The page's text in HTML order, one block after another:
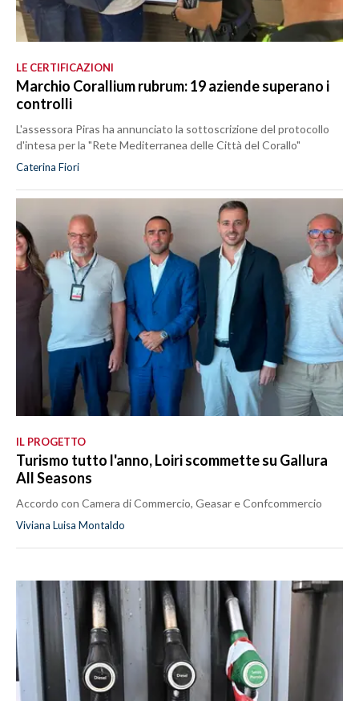
LE CERTIFICAZIONI
Marchio Corallium rubrum: 19 aziende superano i
controlli
L'assessora Piras ha annunciato la sottoscrizione del protocollo
d'intesa per la "Rete Mediterranea delle Città del Corallo"
Caterina Fiori
IL PROGETTO
Turismo tutto l'anno, Loiri scommette su Gallura
All Seasons
Accordo con Camera di Commercio, Geasar e Confcommercio
Viviana Luisa Montaldo